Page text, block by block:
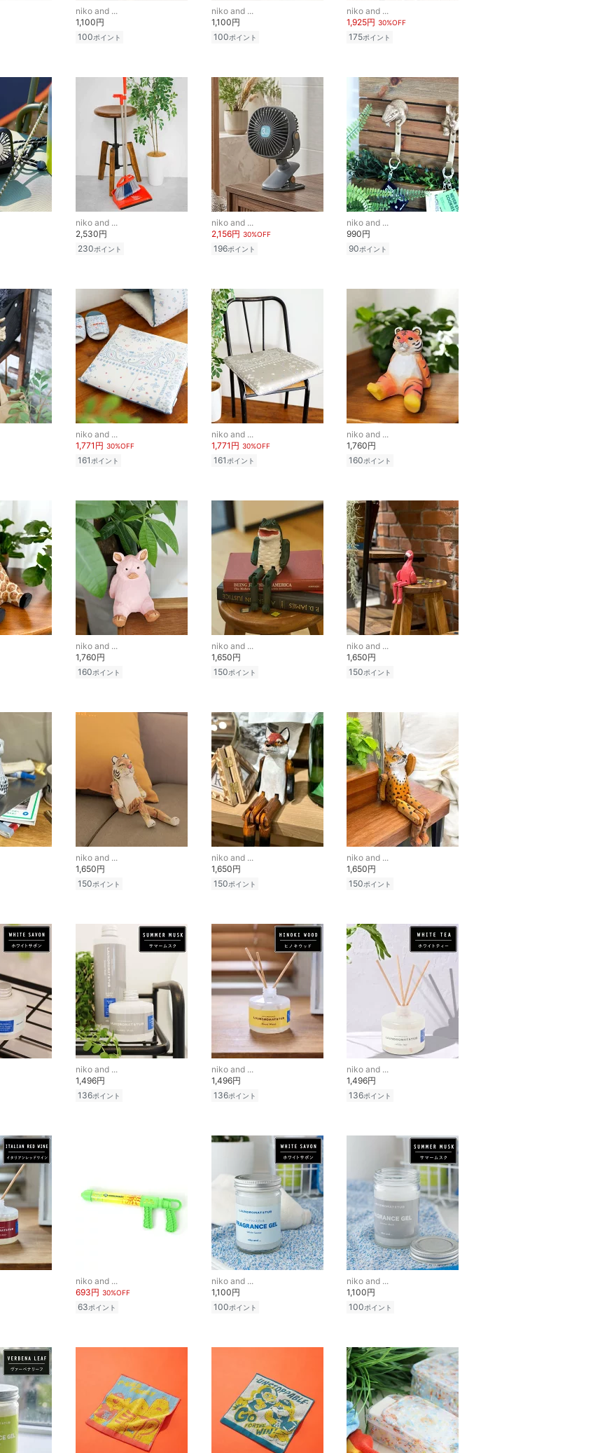
niko and ...
1,100円
100ポイント
niko and ...
1,100円
100ポイント
niko and ...
1,925円 30%OFF
175ポイント
niko and ...
2,530円
230ポイント
niko and ...
2,156円 30%OFF
196ポイント
niko and ...
990円
90ポイント
niko and ...
1,771円 30%OFF
161 ポイント
niko and ...
1,771円 30%OFF
161 ポイント
niko and ...
1,760円
160ポイント
niko and ...
1,760円
160ポイント
niko and ...
1,650円
150ポイント
niko and ...
1,650円
150ポイント
niko and ...
1,650円
150ポイント
niko and ...
1,650円
150ポイント
niko and ...
1,650円
150ポイント
niko and ...
1,496円
136ポイント
niko and ...
1,496円
136ポイント
niko and ...
1,496円
136ポイント
niko and ...
693円 30%OFF
63ポイント
niko and ...
1,100円
100ポイント
niko and ...
1,100円
100ポイント